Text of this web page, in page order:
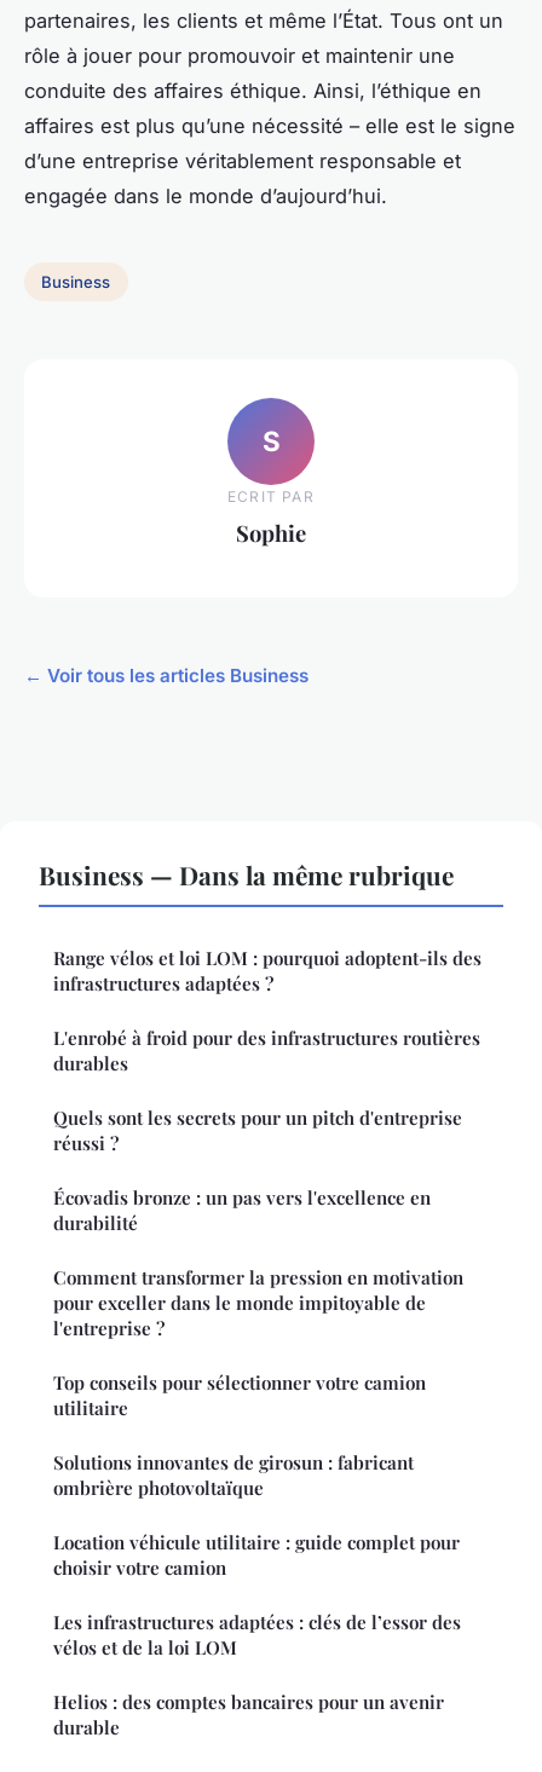
partenaires, les clients et même l’État. Tous ont un
rôle à jouer pour promouvoir et maintenir une
conduite des affaires éthique. Ainsi, l’éthique en
affaires est plus qu’une nécessité – elle est le signe
d’une entreprise véritablement responsable et
engagée dans le monde d’aujourd’hui.
Business
S
ECRIT PAR
Sophie
← Voir tous les articles Business
Business — Dans la même rubrique
Range vélos et loi LOM : pourquoi adoptent-ils des
infrastructures adaptées ?
L'enrobé à froid pour des infrastructures routières
durables
Quels sont les secrets pour un pitch d'entreprise
réussi ?
Écovadis bronze : un pas vers l'excellence en
durabilité
Comment transformer la pression en motivation
pour exceller dans le monde impitoyable de
l'entreprise ?
Top conseils pour sélectionner votre camion
utilitaire
Solutions innovantes de girosun : fabricant
ombrière photovoltaïque
Location véhicule utilitaire : guide complet pour
choisir votre camion
Les infrastructures adaptées : clés de l’essor des
vélos et de la loi LOM
Helios : des comptes bancaires pour un avenir
durable